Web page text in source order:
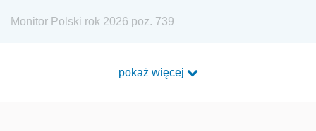
Monitor Polski rok 2026 poz. 739
pokaż więcej